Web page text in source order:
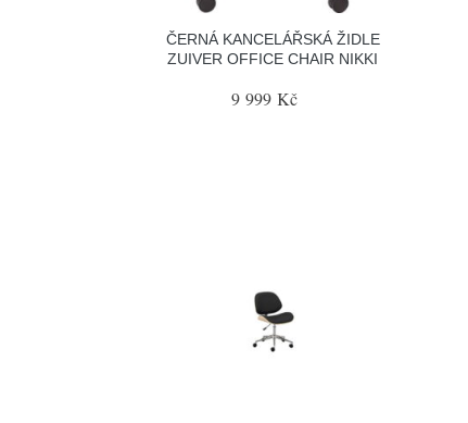
ČERNÁ KANCELÁŘSKÁ ŽIDLE
ZUIVER OFFICE CHAIR NIKKI
9 999 Kč